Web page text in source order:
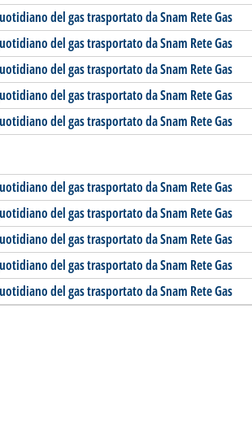
del gas trasportato da Snam Rete Gas
del gas trasportato da Snam Rete Gas
del gas trasportato da Snam Rete Gas
del gas trasportato da Snam Rete Gas
del gas trasportato da Snam Rete Gas
del gas trasportato da Snam Rete Gas
del gas trasportato da Snam Rete Gas
del gas trasportato da Snam Rete Gas
del gas trasportato da Snam Rete Gas
del gas trasportato da Snam Rete Gas